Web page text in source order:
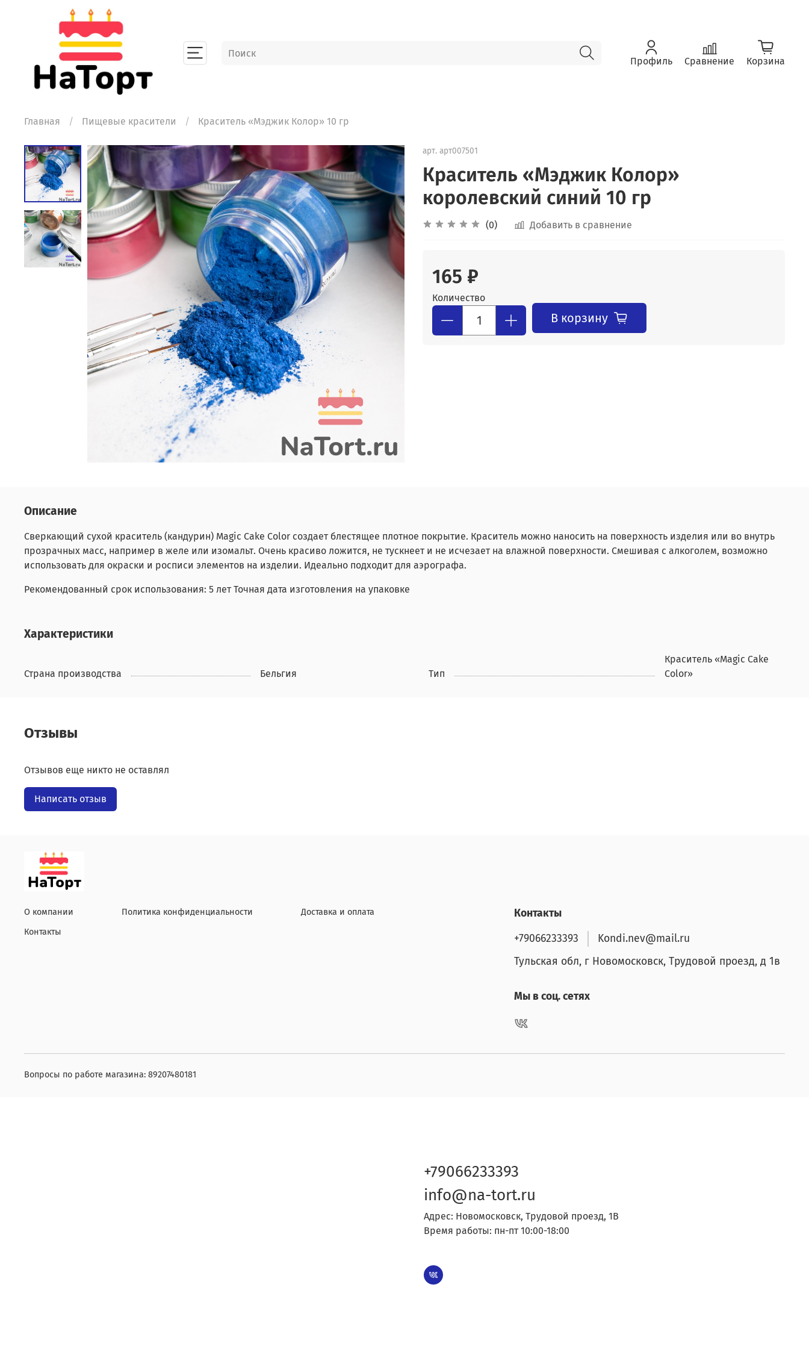
Профиль Сравнение Корзина
Главная Пищевые красители Краситель «Мэджик Колор» 10 гр
арт. арт007501
Краситель «Мэджик Колор»
королевский синий 10 гр
(0) Добавить в сравнение
165 ₽
Количество
В корзину
Описание
Сверкающий сухой краситель (кандурин) Magic Cake Color создает блестящее плотное покрытие. Краситель можно наносить на поверхность изделия или во внутрь
прозрачных масс, например в желе или изомальт. Очень красиво ложится, не тускнеет и не исчезает на влажной поверхности. Смешивая с алкоголем, возможно
использовать для окраски и росписи элементов на изделии. Идеально подходит для аэрографа.
Рекомендованный срок использования: 5 лет Точная дата изготовления на упаковке
Характеристики
Страна производства Бельгия Тип
Краситель «Magic Cake
Color»
Отзывы
Отзывов еще никто не оставлял
Написать отзыв
О компании
Контакты
Политика конфиденциальности Доставка и оплата
Контакты
+79066233393
Kondi.nev@mail.ru
Тульская обл, г Новомосковск, Трудовой проезд, д 1в
Мы в соц. сетях
Вопросы по работе магазина: 89207480181
+79066233393
info@na-tort.ru
Адрес: Новомосковск, Трудовой проезд, 1В
Время работы: пн-пт 10:00-18:00